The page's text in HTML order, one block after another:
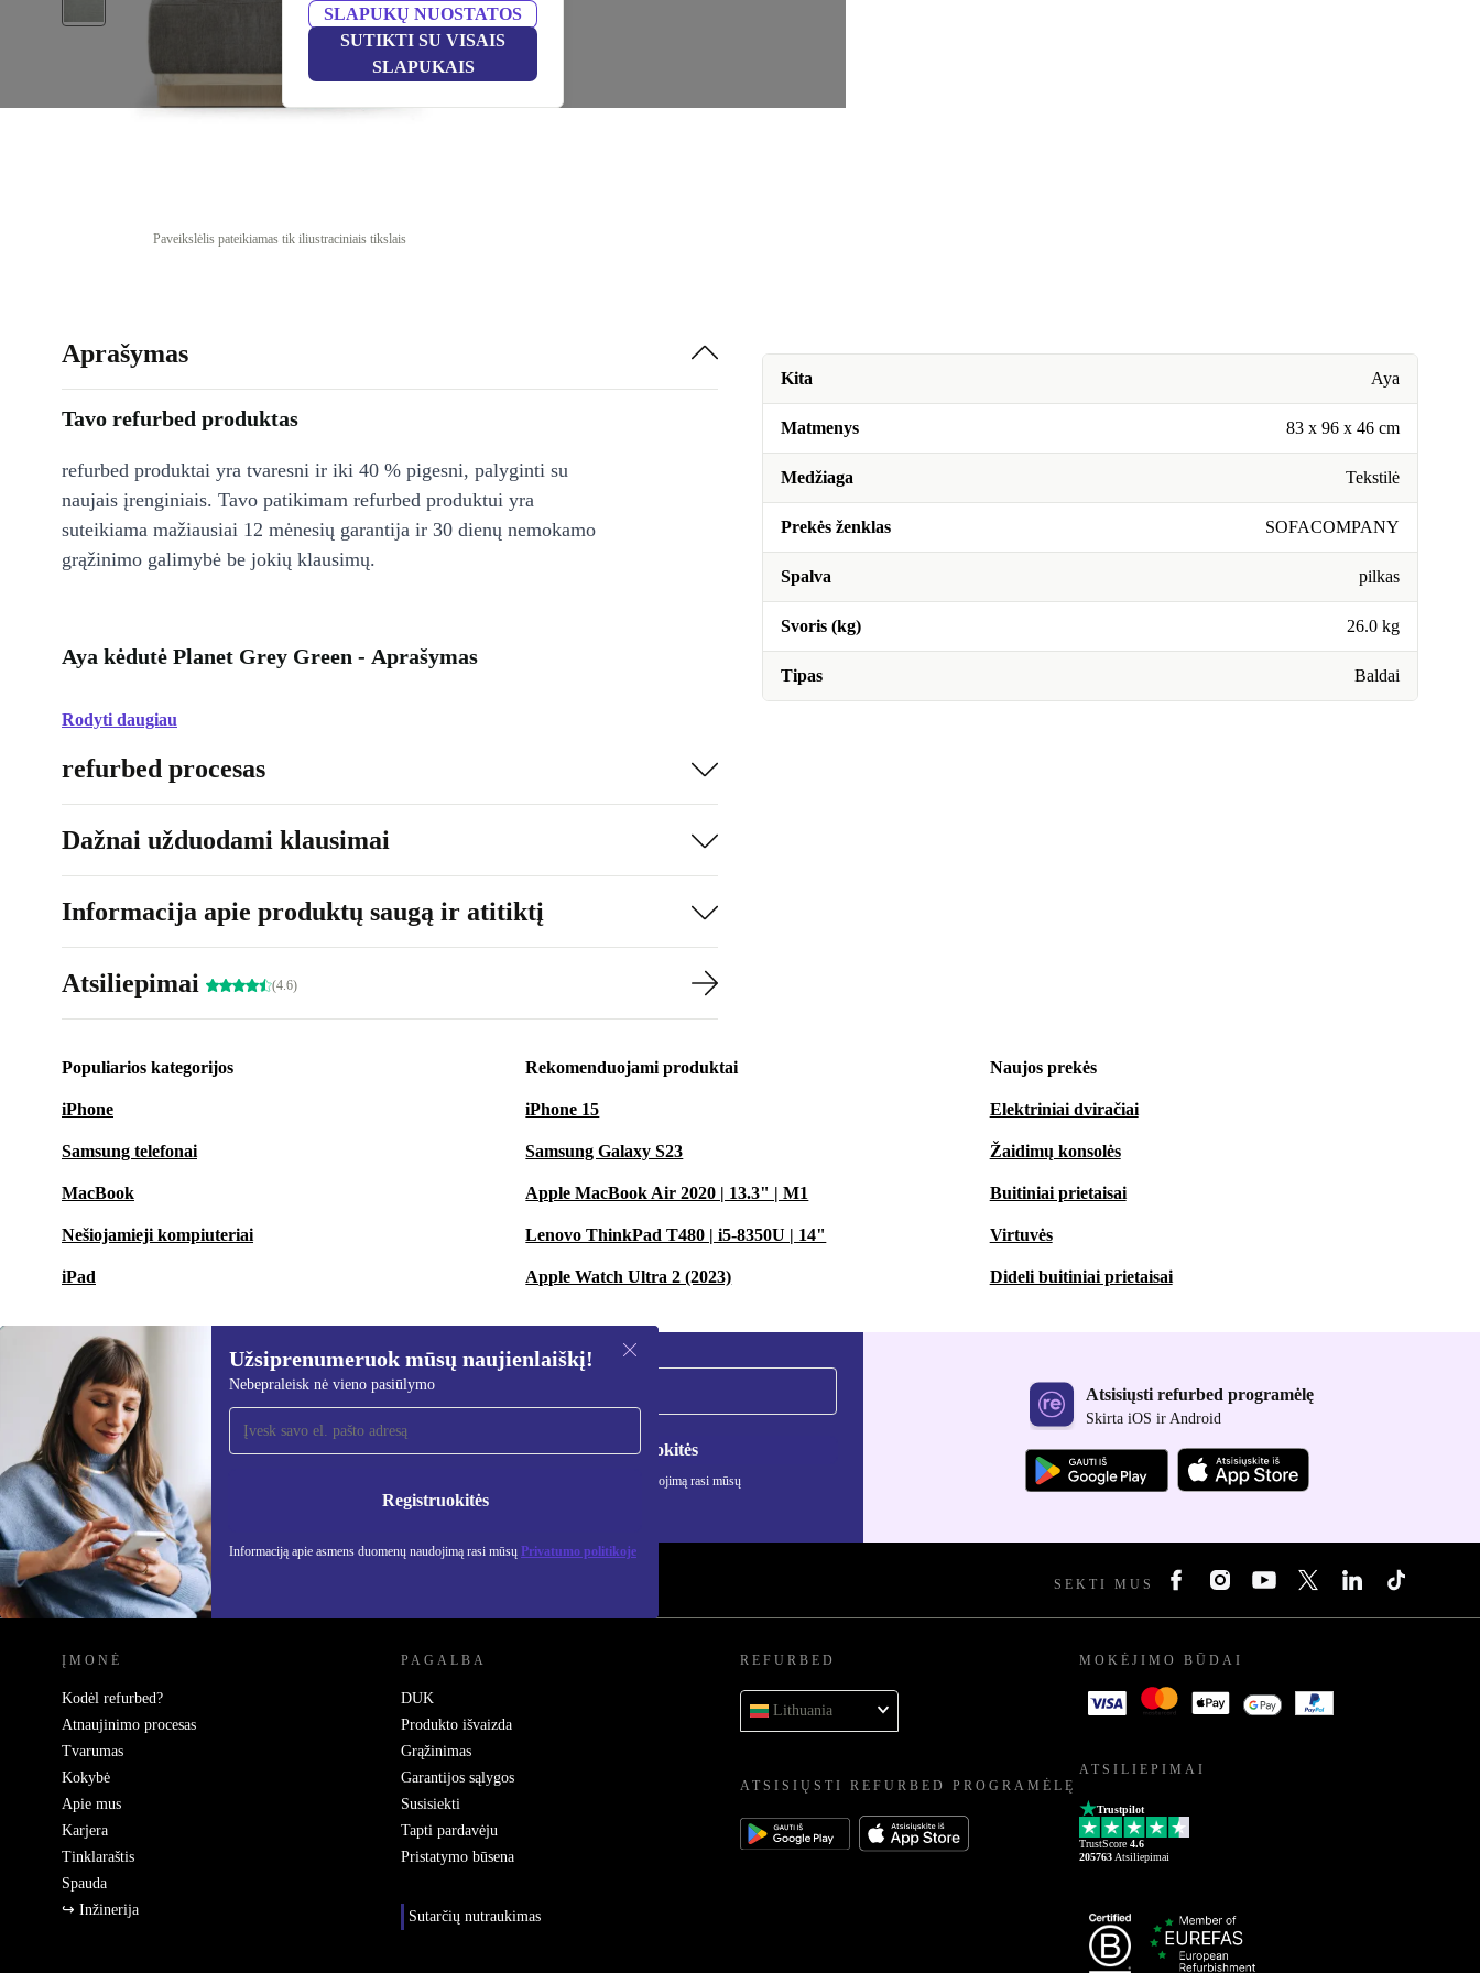
SLAPUKŲ NUOSTATOS
SUTIKTI SU VISAIS
SLAPUKAIS
Paveikslėlis pateikiamas tik iliustraciniais tikslais
Kita Aya
Matmenys 83 x 96 x 46 cm
Medžiaga Tekstilė
Prekės ženklas SOFACOMPANY
Spalva pilkas
Svoris (kg) 26.0 kg
Tipas Baldai
Aprašymas
Tavo refurbed produktas
refurbed produktai yra tvaresni ir iki 40 % pigesni, palyginti su
naujais įrenginiais. Tavo patikimam refurbed produktui yra
suteikiama mažiausiai 12 mėnesių garantija ir 30 dienų nemokamo
grąžinimo galimybė be jokių klausimų.
Aya kėdutė Planet Grey Green - Aprašymas
Rodyti daugiau
refurbed procesas
Dažnai užduodami klausimai
Informacija apie produktų saugą ir atitiktį
Atsiliepimai (4.6)
Populiarios kategorijos
iPhone
Samsung telefonai
MacBook
Nešiojamieji kompiuteriai
iPad
Rekomenduojami produktai
iPhone 15
Samsung Galaxy S23
Apple MacBook Air 2020 | 13.3" | M1
Lenovo ThinkPad T480 | i5-8350U | 14"
Apple Watch Ultra 2 (2023)
Naujos prekės
Elektriniai dviračiai
Žaidimų konsolės
Buitiniai prietaisai
Virtuvės
Dideli buitiniai prietaisai
Užsiprenumeruok mūsų naujienlaiškį!
Nebepraleisk nė vieno pasiūlymo
Registruokitės
Informaciją apie asmens duomenų naudojimą rasi mūsų Privatumo politikoje
Užsiprenumeruok mūsų
naujienlaiškį!
Nebepraleisk nė vieno pasiūlymo.
Registruokitės
Informaciją apie asmens duomenų naudojimą rasi mūsų
Privatumo politikoje
Atsisiųsti refurbed programėlę
Skirta iOS ir Android
REFURBED LIETUVA - RETHINK NEW. SEKTI MUS
ĮMONĖ
Kodėl refurbed?
Atnaujinimo procesas
Tvarumas
Kokybė
Apie mus
Karjera
Tinklaraštis
Spauda
↪ Inžinerija
PAGALBA
DUK
Produkto išvaizda
Grąžinimas
Garantijos sąlygos
Susisiekti
Tapti pardavėju
Pristatymo būsena
Sutarčių nutraukimas
REFURBED
Lithuania
ATSISIŲSTI REFURBED PROGRAMĖLĘ
MOKĖJIMO BŪDAI
ATSILIEPIMAI
Trustpilot
TrustScore 4.6
205763 Atsiliepimai